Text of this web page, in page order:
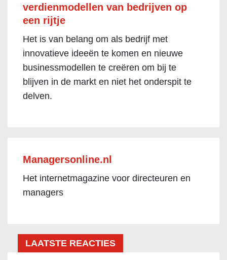
verdienmodellen van bedrijven op
een rijtje
Het is van belang om als bedrijf met
innovatieve ideeën te komen en nieuwe
businessmodellen te creëren om bij te
blijven in de markt en niet het onderspit te
delven.
Managersonline.nl
Het internetmagazine voor directeuren en
managers
LAATSTE REACTIES